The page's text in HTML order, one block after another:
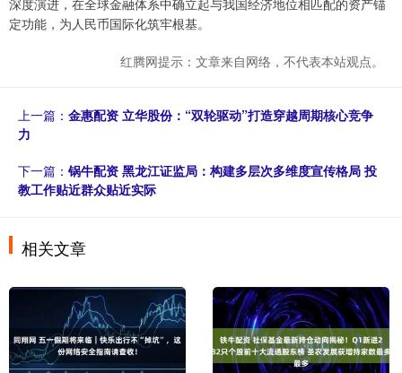
深度演进，在全球金融体系中确立起与我国经济地位相匹配的资产锚
定功能，为人民币国际化筑牢根基。
红腾网提示：文章来自网络，不代表本站观点。
上一篇： 金惠配资 立华股份：“双轮驱动”打造穿越周期核心竞争
力
下一篇： 锅牛配资 黑龙江证监局：构建多层次多维度宣传格局 投
教工作贴近群众贴近实际
相关文章